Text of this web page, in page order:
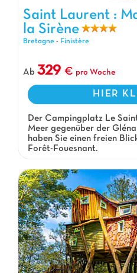
Saint Laurent : Maison de la
Saint Laurent :
la Sirène
Bretagne - Finistère
Ab 329 pro Woche
HIER
Der Campingplatz Le
Meer gegenüber der
haben Sie einen freien
Forêt-Fouesnant.